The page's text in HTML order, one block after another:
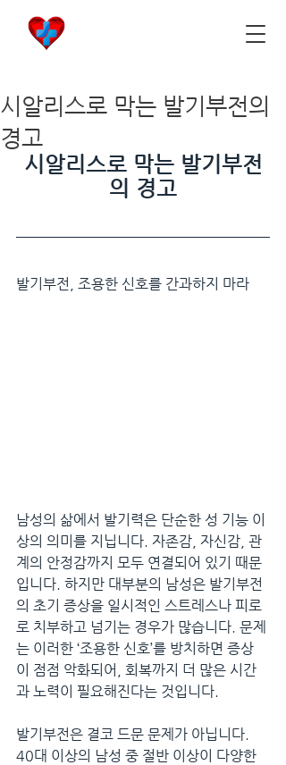
시알리스로 막는 발기부전의
경고
시알리스로 막는 발기부전
의 경고
발기부전, 조용한 신호를 간과하지 마라
남성의 삶에서 발기력은 단순한 성 기능 이
상의 의미를 지닙니다. 자존감, 자신감, 관
계의 안정감까지 모두 연결되어 있기 때문
입니다. 하지만 대부분의 남성은 발기부전
의 초기 증상을 일시적인 스트레스나 피로
로 치부하고 넘기는 경우가 많습니다. 문제
는 이러한 ‘조용한 신호’를 방치하면 증상
이 점점 악화되어, 회복까지 더 많은 시간
과 노력이 필요해진다는 것입니다.
발기부전은 결코 드문 문제가 아닙니다.
40대 이상의 남성 중 절반 이상이 다양한